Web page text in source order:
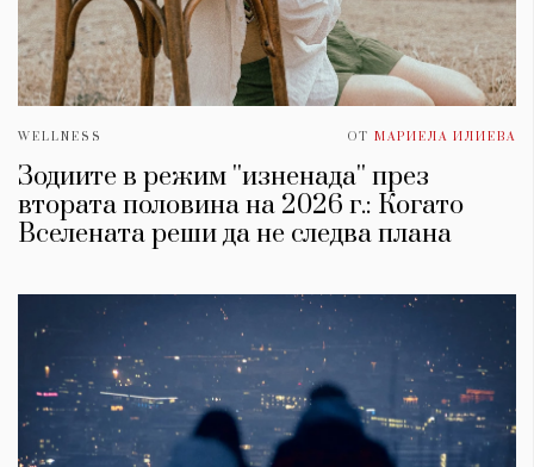
WELLNESS ОТ МАРИЕЛА ИЛИЕВА
Зодиите в режим ''изненада'' през
втората половина на 2026 г.: Когато
Вселената реши да не следва плана